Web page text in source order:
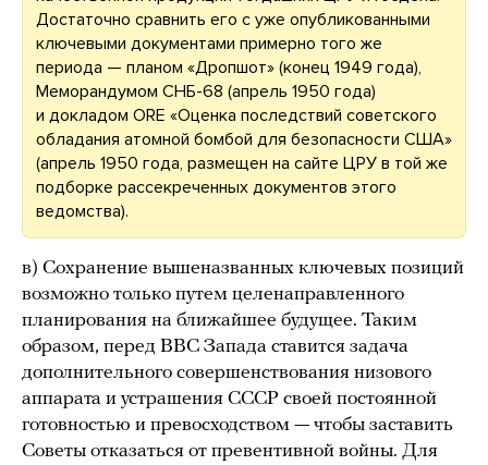
Достаточно сравнить его с уже опубликованными
ключевыми документами примерно того же
периода — планом «Дропшот» (конец 1949 года),
Меморандумом СНБ-68 (апрель 1950 года)
и докладом ORE «Оценка последствий советского
обладания атомной бомбой для безопасности США»
(апрель 1950 года, размещен на сайте ЦРУ в той же
подборке рассекреченных документов этого
ведомства).
в) Сохранение вышеназванных ключевых позиций
возможно только путем целенаправленного
планирования на ближайшее будущее. Таким
образом, перед ВВС Запада ставится задача
дополнительного совершенствования низового
аппарата и устрашения СССР своей постоянной
готовностью и превосходством — чтобы заставить
Советы отказаться от превентивной войны. Для